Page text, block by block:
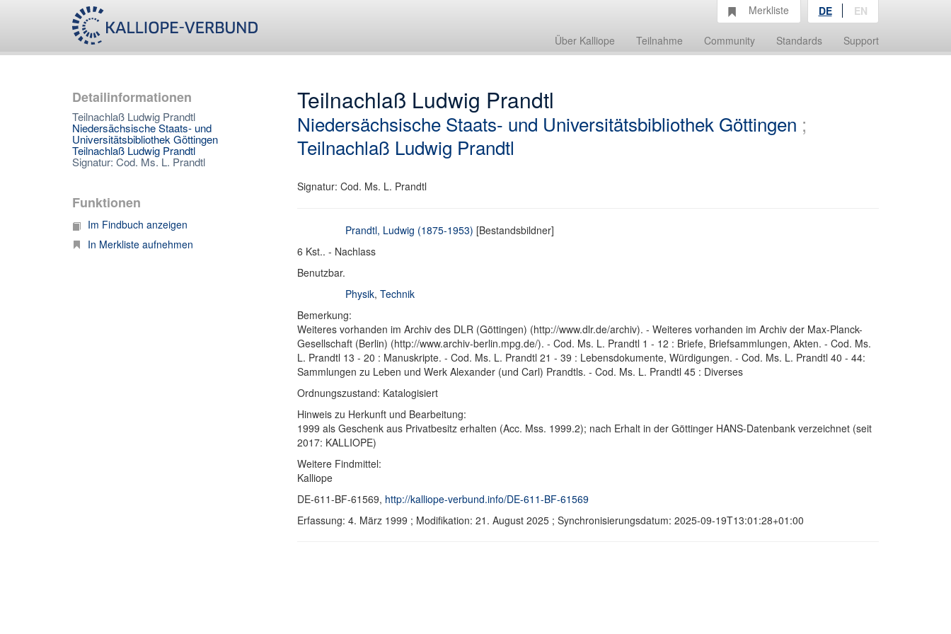
Über Kalliope Teilnahme Community Standards Support
Merkliste DE EN
Detailinformationen
Teilnachlaß Ludwig Prandtl
Niedersächsische Staats- und
Universitätsbibliothek Göttingen
Teilnachlaß Ludwig Prandtl
Signatur: Cod. Ms. L. Prandtl
Funktionen
Im Findbuch anzeigen
In Merkliste aufnehmen
Teilnachlaß Ludwig Prandtl
Niedersächsische Staats- und Universitätsbibliothek Göttingen ;
Teilnachlaß Ludwig Prandtl
Signatur: Cod. Ms. L. Prandtl
Prandtl, Ludwig (1875-1953) [Bestandsbildner]
6 Kst.. - Nachlass
Benutzbar.
Physik,Technik
Bemerkung:
Weiteres vorhanden im Archiv des DLR (Göttingen) (http://www.dlr.de/archiv). - Weiteres vorhanden im Archiv der Max-Planck-
Gesellschaft (Berlin) (http://www.archiv-berlin.mpg.de/). - Cod. Ms. L. Prandtl 1 - 12 : Briefe, Briefsammlungen, Akten. - Cod. Ms.
L. Prandtl 13 - 20 : Manuskripte. - Cod. Ms. L. Prandtl 21 - 39 : Lebensdokumente, Würdigungen. - Cod. Ms. L. Prandtl 40 - 44:
Sammlungen zu Leben und Werk Alexander (und Carl) Prandtls. - Cod. Ms. L. Prandtl 45 : Diverses
Ordnungszustand: Katalogisiert
Hinweis zu Herkunft und Bearbeitung:
1999 als Geschenk aus Privatbesitz erhalten (Acc. Mss. 1999.2); nach Erhalt in der Göttinger HANS-Datenbank verzeichnet (seit
2017: KALLIOPE)
Weitere Findmittel:
Kalliope
DE-611-BF-61569, http://kalliope-verbund.info/DE-611-BF-61569
Erfassung: 4. März 1999 ; Modifikation: 21. August 2025 ; Synchronisierungsdatum: 2025-09-19T13:01:28+01:00